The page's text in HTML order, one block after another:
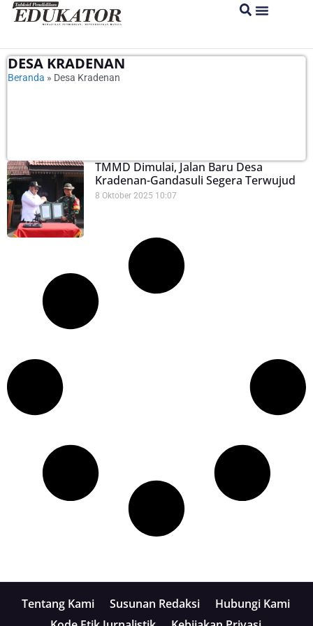
DESA KRADENAN
Beranda » Desa Kradenan
TMMD Dimulai, Jalan Baru Desa
Kradenan-Gandasuli Segera Terwujud
8 Oktober 2025 10:07
Tentang Kami Susunan Redaksi
Hubungi Kami